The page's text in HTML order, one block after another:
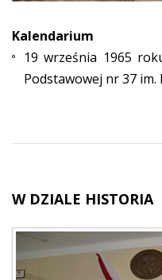
Kalendarium
19 września 1965
Podstawowej nr 37 im.
WDZIALE HISTORIA